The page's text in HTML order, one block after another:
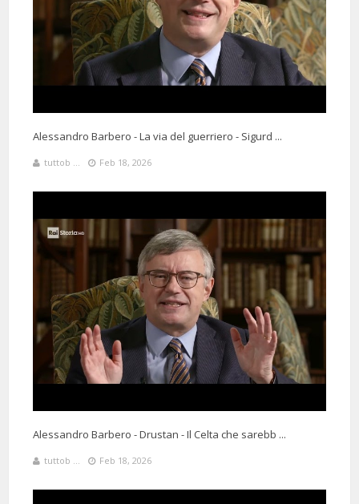
E quando un docente arriva come Umberto Eco a fare emozionanti
intellettuale!! Meritatissimo, gran lectio magistralis professore! ❤
@ceciliascalari4528Said: 1 Months 2 Days 13 Hours 2 Minutes ago
Enorme 💕
Alessandro Barbero - La via del guerriero - Sigurd ...
tuttob ... Feb 18, 2026
Alessandro Barbero - Drustan - Il Celta che sarebb ...
tuttob ... Feb 18, 2026